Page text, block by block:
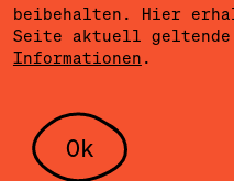
Cookieeinstellungen
Presse
beibehalten. Hier
Seite aktuell geltende
Informationen .
Ok